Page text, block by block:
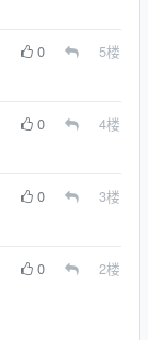
0 5楼
0 4楼
0 3楼
0 2楼